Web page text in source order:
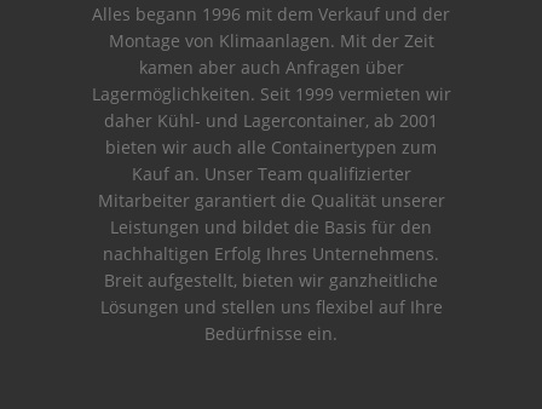
Alles begann 1996 mit dem Verkauf und der
Montage von Klimaanlagen. Mit der Zeit
kamen aber auch Anfragen über
Lagermöglichkeiten. Seit 1999 vermieten wir
daher Kühl- und Lagercontainer, ab 2001
bieten wir auch alle Containertypen zum
Kauf an. Unser Team qualifizierter
Mitarbeiter garantiert die Qualität unserer
Leistungen und bildet die Basis für den
nachhaltigen Erfolg Ihres Unternehmens.
Breit aufgestellt, bieten wir ganzheitliche
Lösungen und stellen uns flexibel auf Ihre
Bedürfnisse ein.